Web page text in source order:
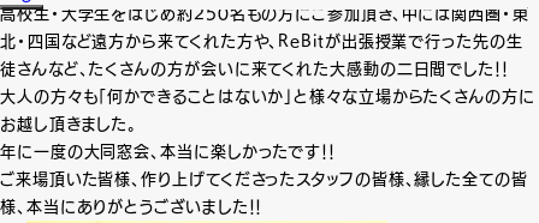
高校生・大学生をはじめ約250名もの方にご参加頂き、中には関西圏・東
北・四国など遠方から来てくれた方や、ReBitが出張授業で行った先の生
徒さんなど、たくさんの方が会いに来てくれた大感動の二日間でした！！
大人の方々も「何かできることはないか」と様々な立場からたくさんの方に
お越し頂きました。
年に一度の大同窓会、本当に楽しかったです！！
ご来場頂いた皆様、作り上げてくださったスタッフの皆様、縁した全ての皆
様、本当にありがとうございました！！